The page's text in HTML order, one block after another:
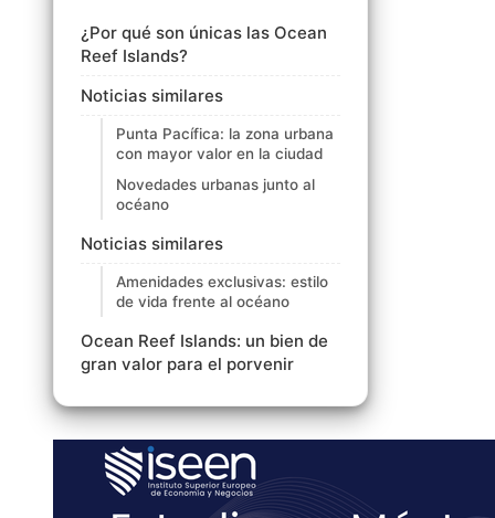
¿Por qué son únicas las Ocean
Reef Islands?
Noticias similares
Punta Pacífica: la zona urbana
con mayor valor en la ciudad
Novedades urbanas junto al
océano
Noticias similares
Amenidades exclusivas: estilo
de vida frente al océano
Ocean Reef Islands: un bien de
gran valor para el porvenir